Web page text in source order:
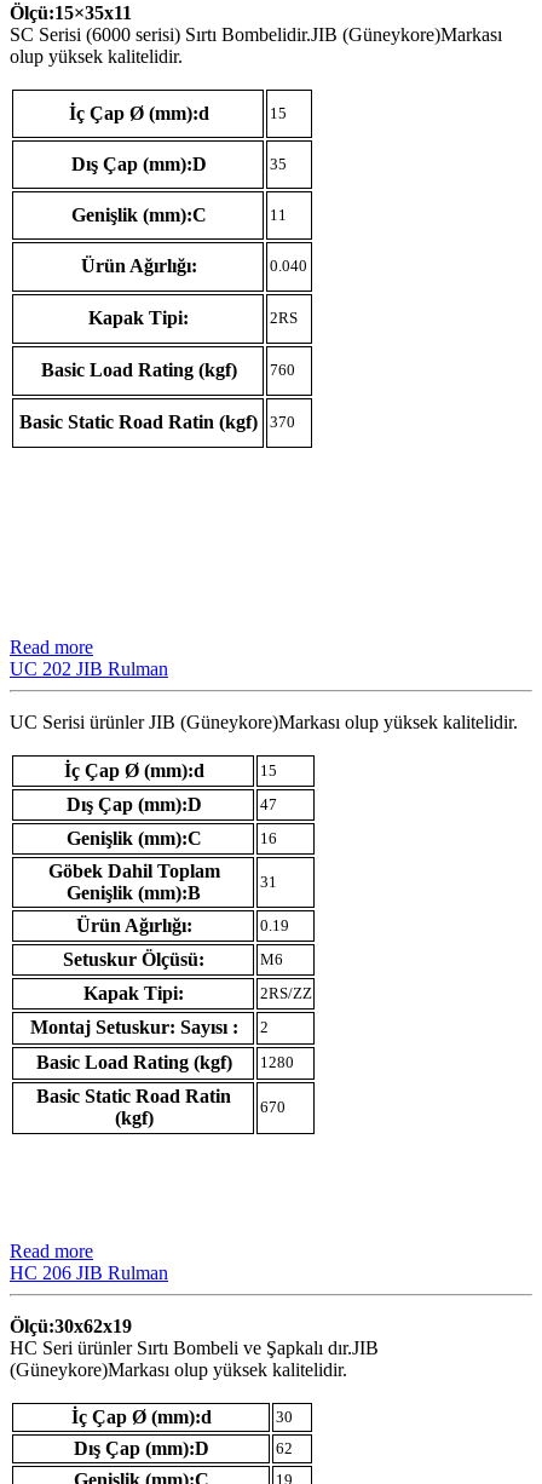
Ölçü:15×35x11
SC Serisi (6000 serisi) Sırtı Bombelidir.JIB (Güneykore)Markası
olup yüksek kalitelidir.
İç Çap Ø (mm):d 15
Dış Çap (mm):D 35
Genişlik (mm):C 11
Ürün Ağırlığı: 0.040
Kapak Tipi: 2RS
Basic Load Rating (kgf) 760
Basic Static Road Ratin (kgf) 370
Read more
UC 202 JIB Rulman
UC Serisi ürünler JIB (Güneykore)Markası olup yüksek kalitelidir.
İç Çap Ø (mm):d 15
Dış Çap (mm):D 47
Genişlik (mm):C 16
Göbek Dahil Toplam
Genişlik (mm):B
31
Ürün Ağırlığı: 0.19
Setuskur Ölçüsü: M6
Kapak Tipi: 2RS/ZZ
Montaj Setuskur: Sayısı : 2
Basic Load Rating (kgf) 1280
Basic Static Road Ratin
(kgf)
670
Read more
HC 206 JIB Rulman
Ölçü:30x62x19
HC Seri ürünler Sırtı Bombeli ve Şapkalı dır.JIB
(Güneykore)Markası olup yüksek kalitelidir.
İç Çap Ø (mm):d 30
Dış Çap (mm):D 62
Genişlik (mm):C 19